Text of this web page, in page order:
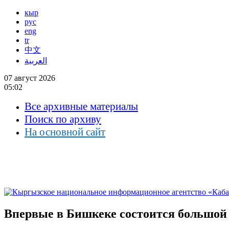
кыр
рус
eng
tr
中文
العربية
07 август 2026
05:02
Все архивные материалы
Поиск по архиву
На основной сайт
Впервые в Бишкеке состоится большой